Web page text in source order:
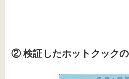
② 検証したホットクック